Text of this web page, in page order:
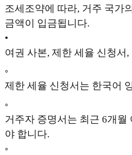
조세조약에 따라, 거주 국가
금액이 입금됩니다.
•
여권 사본, 제한 세율 신청서
◦
제한 세율 신청서는 한국어
◦
거주자 증명서는 최근 6개월
야 합니다.
◦